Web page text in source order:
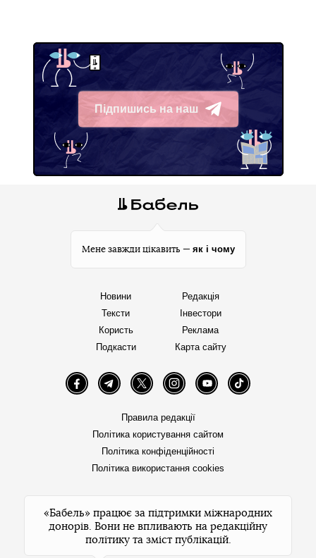
Підпишись на наш
Telegram
Мене завжди цікавить — як і чому
Новини
Тексти
Користь
Подкасти
Редакція
Інвестори
Реклама
Карта сайту
FacebookTelegramTwitter InstagramYouTube TikTok
Правила редакції
Політика користування сайтом
Політика конфіденційності
Політика використання cookies
«Бабель» працює за підтримки міжнародних
донорів. Вони не впливають на редакційну
політику та зміст публікацій.